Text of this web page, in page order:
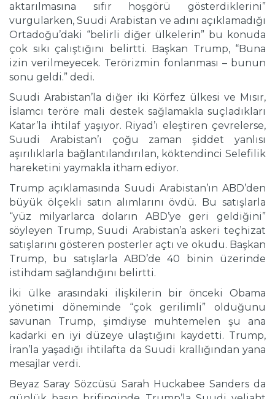
aktarılmasına sıfır hoşgörü gösterdiklerini”
vurgularken, Suudi Arabistan ve adını açıklamadığı
Ortadoğu’daki “belirli diğer ülkelerin” bu konuda
çok sıkı çalıştığını belirtti. Başkan Trump, “Buna
izin verilmeyecek. Terörizmin fonlanması – bunun
sonu geldi.” dedi.
Suudi Arabistan’la diğer iki Körfez ülkesi ve Mısır,
İslamcı teröre mali destek sağlamakla suçladıkları
Katar’la ihtilaf yaşıyor. Riyad’ı eleştiren çevrelerse,
Suudi Arabistan’ı çoğu zaman şiddet yanlısı
aşırılıklarla bağlantılandırılan, köktendinci Selefilik
hareketini yaymakla itham ediyor.
Trump açıklamasında Suudi Arabistan’ın ABD’den
büyük ölçekli satın alımlarını övdü. Bu satışlarla
“yüz milyarlarca doların ABD’ye geri geldiğini”
söyleyen Trump, Suudi Arabistan’a askeri teçhizat
satışlarını gösteren posterler açtı ve okudu. Başkan
Trump, bu satışlarla ABD’de 40 binin üzerinde
istihdam sağlandığını belirtti.
İki ülke arasındaki ilişkilerin bir önceki Obama
yönetimi döneminde “çok gerilimli” olduğunu
savunan Trump, şimdiyse muhtemelen şu ana
kadarki en iyi düzeye ulaştığını kaydetti. Trump,
İran’la yaşadığı ihtilafta da Suudi krallığından yana
mesajlar verdi.
Beyaz Saray Sözcüsü Sarah Huckabee Sanders da